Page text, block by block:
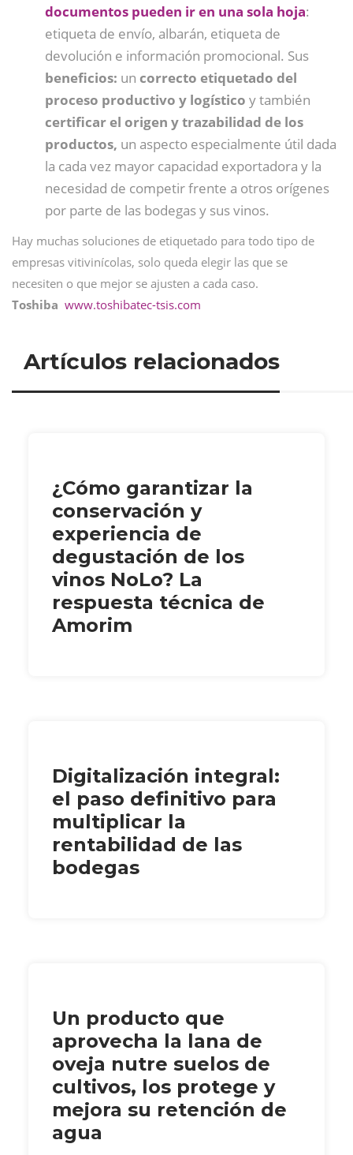
documentos pueden ir en una sola hoja:
etiqueta de envío, albarán, etiqueta de
devolución e información promocional. Sus
beneficios: un correcto etiquetado del
proceso productivo y logístico y también
certificar el origen y trazabilidad de los
productos, un aspecto especialmente útil dada
la cada vez mayor capacidad exportadora y la
necesidad de competir frente a otros orígenes
por parte de las bodegas y sus vinos.
Hay muchas soluciones de etiquetado para todo tipo de
empresas vitivinícolas, solo queda elegir las que se
necesiten o que mejor se ajusten a cada caso.
Toshiba www.toshibatec-tsis.com
Artículos relacionados
¿Cómo garantizar la
conservación y
experiencia de
degustación de los
vinos NoLo? La
respuesta técnica de
Amorim
Digitalización integral:
el paso definitivo para
multiplicar la
rentabilidad de las
bodegas
Un producto que
aprovecha la lana de
oveja nutre suelos de
cultivos, los protege y
mejora su retención de
agua